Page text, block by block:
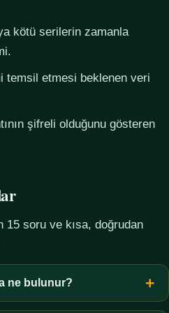
kötü serilerin zamanla
temsil etmesi beklenen veri
şifreli olduğunu gösteren
soru ve kısa, doğrudan
ne bulunur?
bilgi, terim açıklamaları, veri